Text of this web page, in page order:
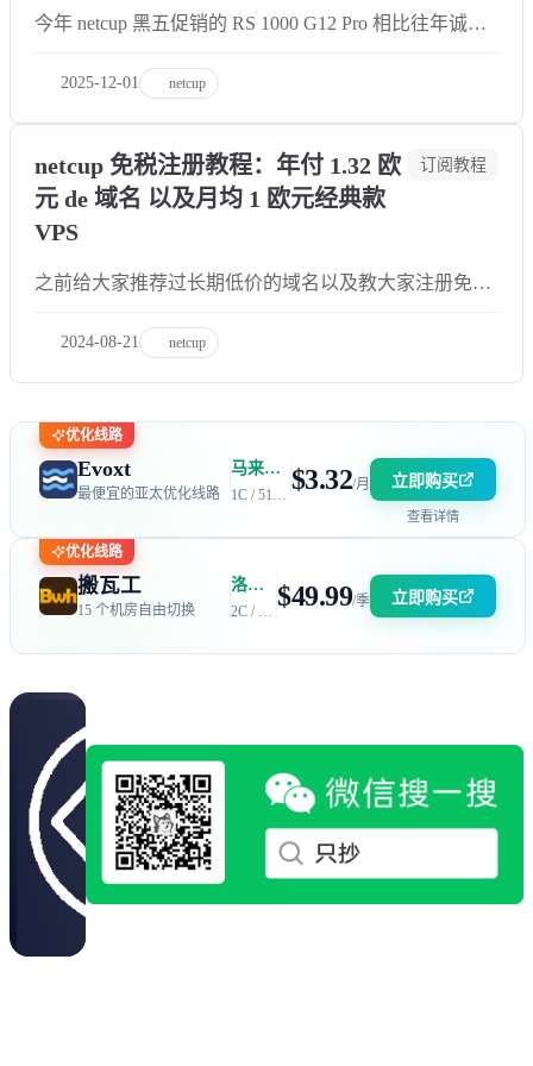
今年 netcup 黑五促销的 RS 1000 G12 Pro 相比往年诚意
翻倍到了 512G，地区的话只有美东和德国可选，没有
2025-12-01 netcup
netcup 免税注册教程：年付 1.32 欧
元 de 域名 以及月均 1 欧元经典款
VPS
订阅教程
之前给大家推荐过长期低价的域名以及教大家注册免费
名不稳定，有些地区会打不开；纯数字域名虽然便宜又
2024-08-21 netcup
优化线路
Evoxt
最便宜的亚太优化线路
马来西亚 | 电信 GIA + 联通 9929 | 优惠码：AFF2377-DEV
1C / 512MB / 5GB SSD / 150GB 流量 $3.32/月 立即购买
查看详情
优化线路
搬瓦工
15 个机房自由切换
洛杉矶 DC6 机房 | 电信 / 联通 CN2 GIA + 移动 CMIN2
2C / 2GB / 40GB SSD / 2.5TB 流量 $49.99/季 立即购买